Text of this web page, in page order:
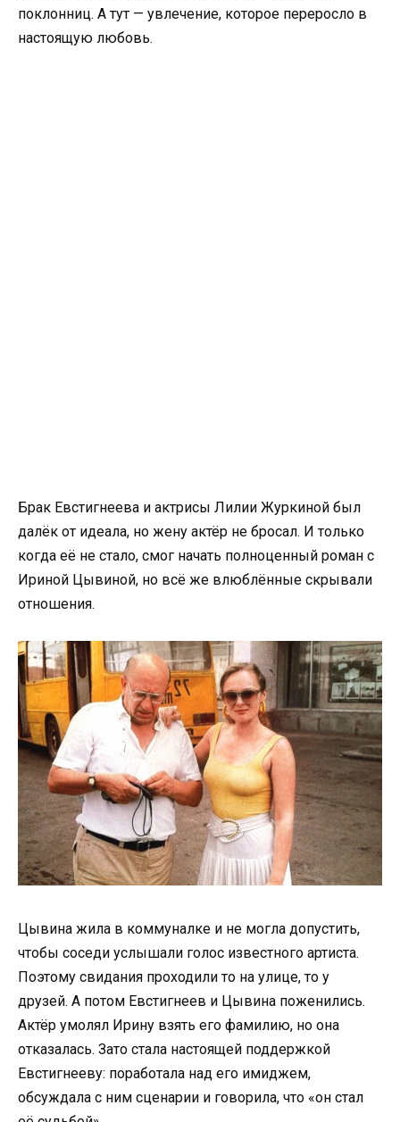
поклонниц. А тут — увлечение, которое переросло в
настоящую любовь.
Брак Евстигнеева и актрисы Лилии Журкиной был
далёк от идеала, но жену актёр не бросал. И только
когда её не стало, смог начать полноценный роман с
Ириной Цывиной, но всё же влюблённые скрывали
отношения.
Цывина жила в коммуналке и не могла допустить,
чтобы соседи услышали голос известного артиста.
Поэтому свидания проходили то на улице, то у
друзей. А потом Евстигнеев и Цывина поженились.
Актёр умолял Ирину взять его фамилию, но она
отказалась. Зато стала настоящей поддержкой
Евстигнееву: поработала над его имиджем,
обсуждала с ним сценарии и говорила, что «он стал